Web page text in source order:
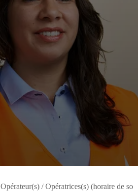
Opérateur(s) / Opératrices(s) (horaire de